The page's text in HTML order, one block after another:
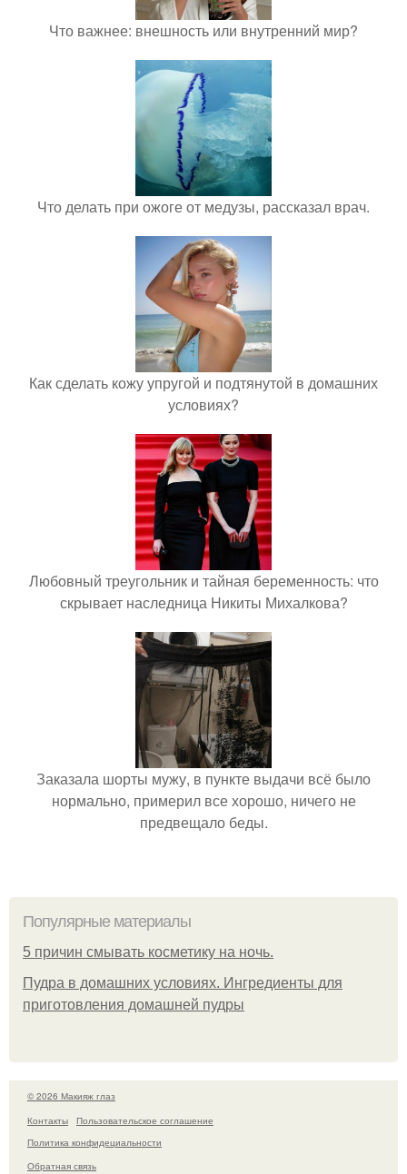
Что важнее: внешность или внутренний мир?
Что делать при ожоге от медузы, рассказал врач.
Как сделать кожу упругой и подтянутой в домашних
условиях?
Любовный треугольник и тайная беременность: что
скрывает наследница Никиты Михалкова?
Заказала шорты мужу, в пункте выдачи всё было
нормально, примерил все хорошо, ничего не
предвещало беды.
Популярные материалы
5 причин смывать косметику на ночь.
Пудра в домашних условиях. Ингредиенты для
приготовления домашней пудры
© 2026 Макияж глаз
Контакты
Пользовательское соглашение
Политика конфидециальности
Обратная связь